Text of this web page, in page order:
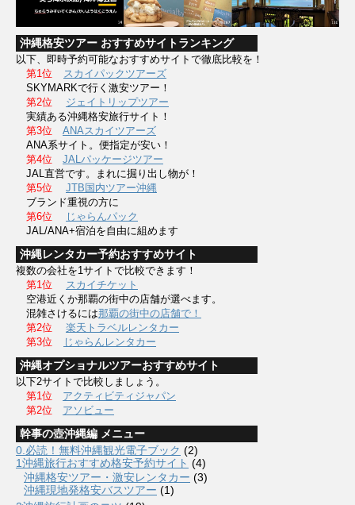
沖縄格安ツアー おすすめサイトランキング
以下、即時予約可能なおすすめサイトで徹底比較を！
第1位
スカイパックツアーズ
SKYMARKで行く激安ツアー！
第2位
ジェイトリップツアー
実績ある沖縄格安旅行サイト！
第3位
ANAスカイツアーズ
ANA系サイト。便指定が安い！
第4位
JALパッケージツアー
JAL直営です。まれに掘り出し物が！
第5位
JTB国内ツアー沖縄
ブランド重視の方に
第6位
じゃらんパック
JAL/ANA+宿泊を自由に組めます
沖縄レンタカー予約おすすめサイト
複数の会社を1サイトで比較できます！
第1位
スカイチケット
空港近くか那覇の街中の店舗が選べます。
混雑さけるには那覇の街中の店舗で！
第2位
楽天トラベルレンタカー
第3位
じゃらんレンタカー
沖縄オプショナルツアーおすすめサイト
以下2サイトで比較しましょう。
第1位
アクティビティジャパン
第2位
アソビュー
幹事の壺沖縄編 メニュー
0.必読！無料沖縄観光電子ブック (2)
1沖縄旅行おすすめ格安予約サイト (4)
沖縄格安ツアー・激安レンタカー (3)
沖縄現地発格安バスツアー (1)